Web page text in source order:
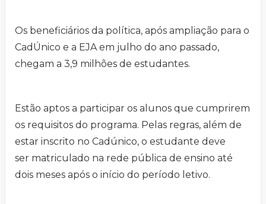
Os beneficiários da política, após ampliação para o
CadÚnico e a EJA em julho do ano passado,
chegam a 3,9 milhões de estudantes.
Estão aptos a participar os alunos que cumprirem
os requisitos do programa. Pelas regras, além de
estar inscrito no Cadúnico, o estudante deve
ser matriculado na rede pública de ensino até
dois meses após o início do período letivo.